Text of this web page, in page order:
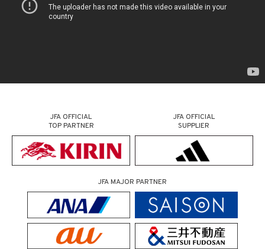
JFA OFFICIAL
TOP PARTNER
JFA OFFICIAL
SUPPLIER
JFA MAJOR PARTNER